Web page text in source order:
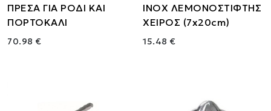
ΠΡΕΣΑ ΓΙΑ ΡΟΔΙ ΚΑΙ
ΠΟΡΤΟΚΑΛΙ
70.98 €
ΙΝΟΧ ΛΕΜΟΝΟΣΤΙΦΤΗΣ
ΧΕΙΡΟΣ (7x20cm)
15.48 €